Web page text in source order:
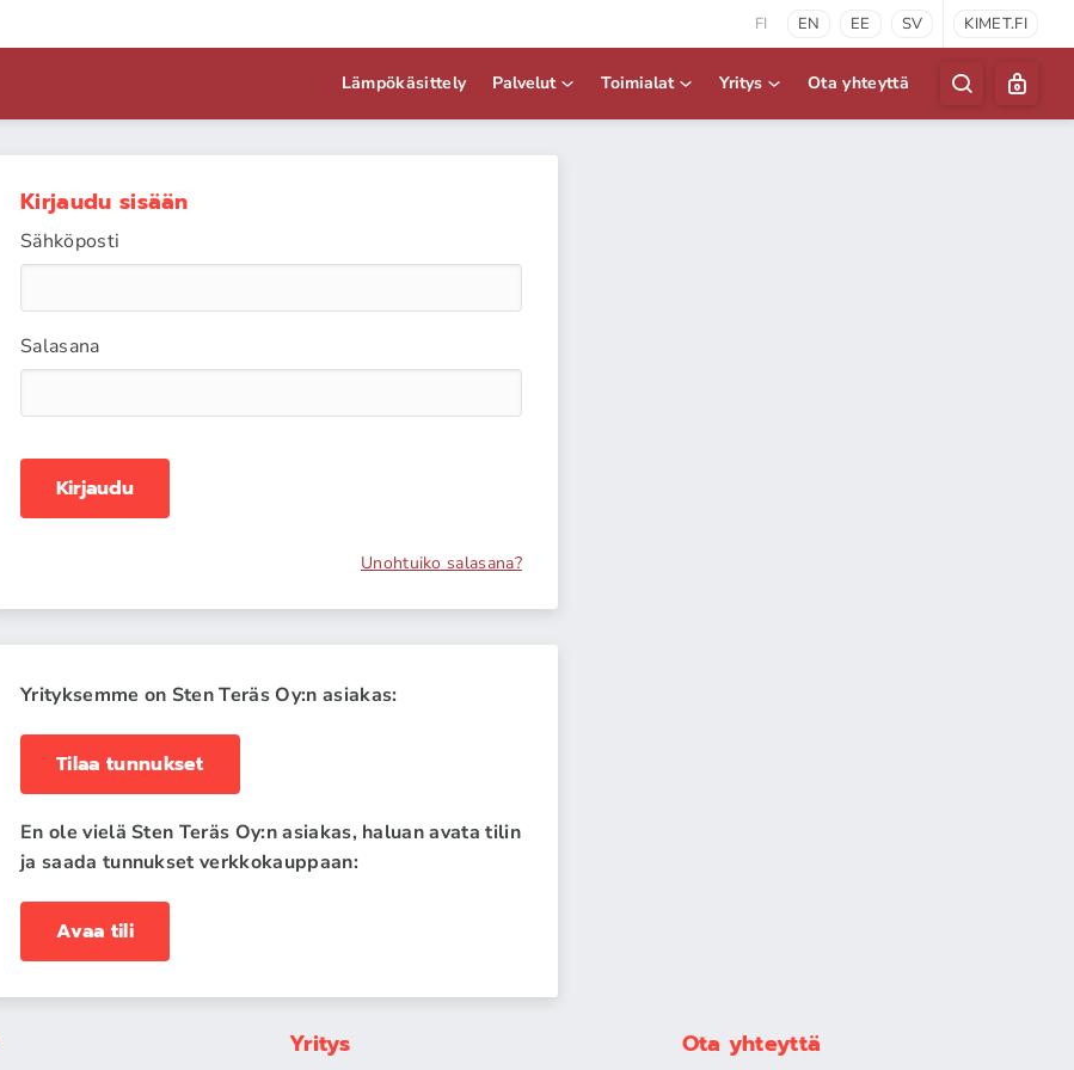
FI EN EE SV KIMET.FI
Lämpökäsittely Palvelut Toimialat Yritys Ota yhteyttä
Kirjaudu sisään
Sähköposti
Salasana
Kirjaudu
Unohtuiko salasana?
Yrityksemme on Sten Teräs Oy:n asiakas:
Tilaa tunnukset
En ole vielä Sten Teräs Oy:n asiakas, haluan avata tilin
ja saada tunnukset verkkokauppaan:
Avaa tili
Yritys Ota yhteyttä